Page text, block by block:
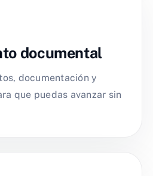
documental
documentación y
que puedas avanzar sin